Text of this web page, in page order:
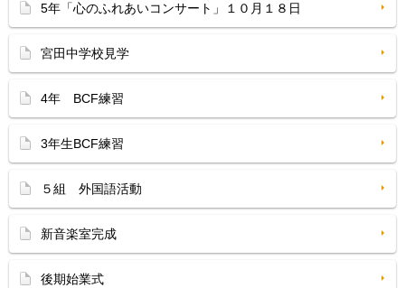
5年「心のふれあいコンサート」１０月１８日
宮田中学校見学
4年 BCF練習
3年生BCF練習
５組 外国語活動
新音楽室完成
後期始業式